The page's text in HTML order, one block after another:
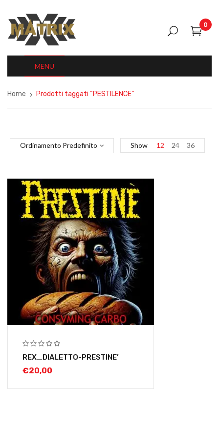
0
MENU
Home Prodotti taggati “PESTILENCE”
Ordinamento Predefinito Show 12 24 36
REX_DIALETTO-PRESTINE’
€20,00